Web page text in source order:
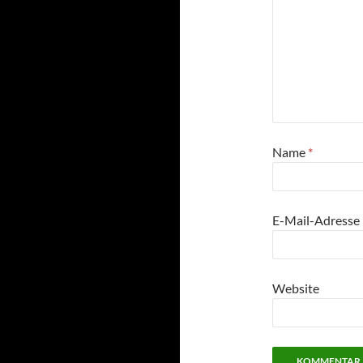
Name *
E-Mail-Adresse
Website